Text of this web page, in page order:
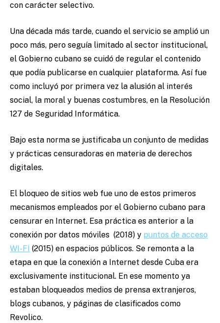
con carácter selectivo.
Una década más tarde, cuando el servicio se amplió un
poco más, pero seguía limitado al sector institucional,
el Gobierno cubano se cuidó de regular el contenido
que podía publicarse en cualquier plataforma. Así fue
como incluyó por primera vez la alusión al interés
social, la moral y buenas costumbres, en la Resolución
127 de Seguridad Informática.
Bajo esta norma se justificaba un conjunto de medidas
y prácticas censuradoras en materia de derechos
digitales.
El bloqueo de sitios web fue uno de estos primeros
mecanismos empleados por el Gobierno cubano para
censurar en Internet. Esa práctica es anterior a la
conexión por datos móviles (2018) y puntos de acceso
WI-FI (2015) en espacios públicos. Se remonta a la
etapa en que la conexión a Internet desde Cuba era
exclusivamente institucional. En ese momento ya
estaban bloqueados medios de prensa extranjeros,
blogs cubanos, y páginas de clasificados como
Revolico.